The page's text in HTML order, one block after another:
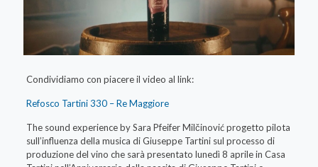
Condividiamo con piacere il video al link:
Refosco Tartini 330 – Re Maggiore
The sound experience by Sara Pfeifer Milčinović progetto pilota
sull’influenza della musica di Giuseppe Tartini sul processo di
produzione del vino che sarà presentato lunedì 8 aprile in Casa